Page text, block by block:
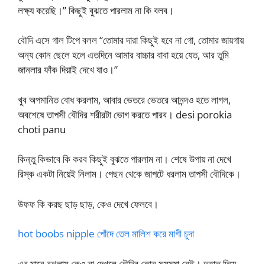
লক্ষ্য করেছি।” কিছুই বুঝতে পারলাম না কি বলব।
বৌদি এসে গাল টিপে বলল “তোমার দারা কিছুই হবে না গো, তোমার জায়গায়
অন্য কোন ছেলে হলে এতদিনে আমার বাচ্চার বাবা হয়ে যেত, আর তুমি
জানলার ফাঁক দিয়াই দেখে যাও।”
খুব অপমানিত বোধ করলাম, আবার ভেতরে ভেতরে আনন্দও হতে লাগল,
অবশেষে তাপসী বৌদির শরীরটা ভোগ করতে পারব। desi porokia
choti panu
কিন্তু কিভাবে কি করব কিছুই বুঝতে পারলাম না। শেষে উপায় না দেখে
রিস্ক একটা নিয়েই নিলাম। পেছন থেকে জাপটে ধরলাম তাপসী বৌদিকে।
উফফ কি করছ ছাড় ছাড়, কেও দেখে ফেলবে।
hot boobs nipple পোঁদে তেল মালিশ করে মাগী চুদা